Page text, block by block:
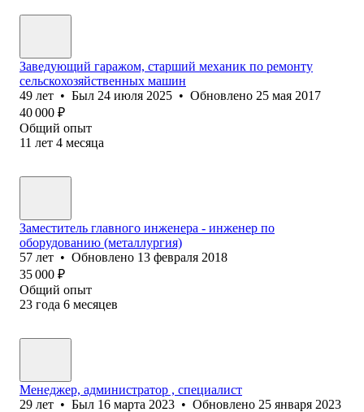
Заведующий гаражом, старший механик по ремонту
сельскохозяйственных машин
49 лет • Был 24 июля 2025 • Обновлено 25 мая 2017
40 000 ₽
Общий опыт
11 лет 4 месяца
Заместитель главного инженера - инженер по
оборудованию (металлургия)
57 лет • Обновлено 13 февраля 2018
35 000 ₽
Общий опыт
23 года 6 месяцев
Менеджер, администратор , специалист
29 лет • Был 16 марта 2023 • Обновлено 25 января 2023